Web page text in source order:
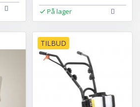
På lager
TILBUD